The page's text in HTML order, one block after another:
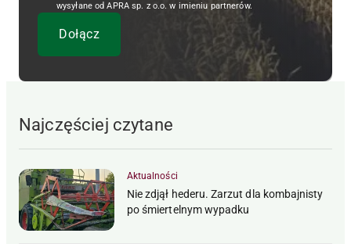
wysyłane od APRA sp. z o.o. w imieniu partnerów.
Najczęściej czytane
Aktualności
Nie zdjął hederu. Zarzut dla kombajnisty
po śmiertelnym wypadku